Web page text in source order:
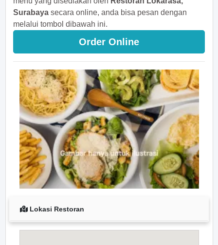
Surabaya secara online, anda bisa pesan dengan
melalui tombol dibawah ini.
Order Online
Lokasi Restoran